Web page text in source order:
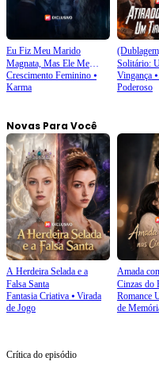
Eu Fiz Meu Marido
Magnata, Mas Ele Me
Traiu
Crescimento Feminino ⦁
Karma
Solitário:
Vingança
Vingança⦁
Poderoso
Novas Para Você
A Herdeira Selada e a
Falsa Santa
Fantasia Criativa ⦁ Virada
de Jogo
Amada
Cinzas do
Romance
de
Crítica do episódio